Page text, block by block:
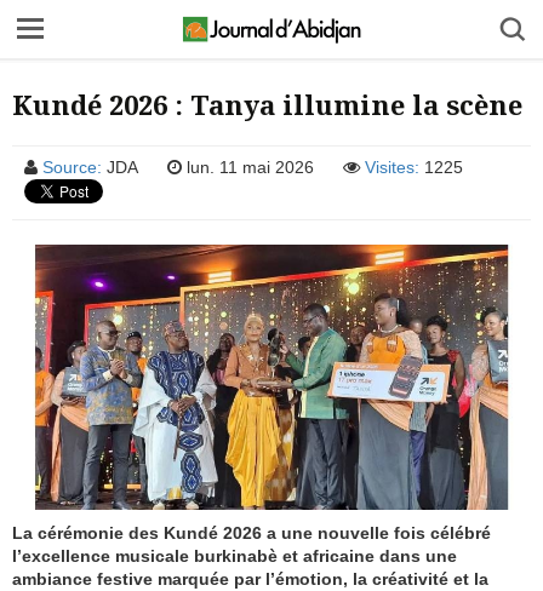
Kundé 2026 : Tanya illumine la scène
Source: JDA lun. 11 mai 2026 Visites: 1225
La cérémonie des Kundé 2026 a une nouvelle fois célébré
l’excellence musicale burkinabè et africaine dans une
ambiance festive marquée par l’émotion, la créativité et la